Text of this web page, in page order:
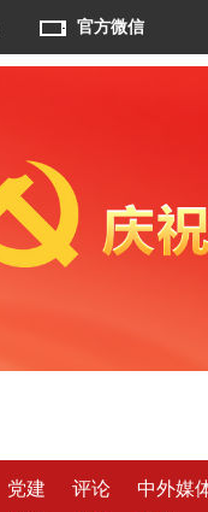
官方微信
党建 评论
中外媒